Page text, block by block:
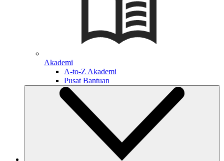
Akademi
A-to-Z Akademi
Pusat Bantuan